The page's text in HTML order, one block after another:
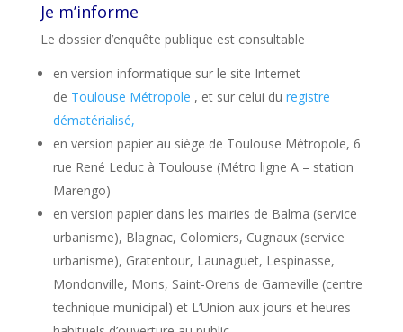
Je m’informe
Le dossier d’enquête publique est consultable
en version informatique sur le site Internet
de Toulouse Métropole , et sur celui du registre
dématérialisé,
en version papier au siège de Toulouse Métropole, 6
rue René Leduc à Toulouse (Métro ligne A – station
Marengo)
en version papier dans les mairies de Balma (service
urbanisme), Blagnac, Colomiers, Cugnaux (service
urbanisme), Gratentour, Launaguet, Lespinasse,
Mondonville, Mons, Saint-Orens de Gameville (centre
technique municipal) et L’Union aux jours et heures